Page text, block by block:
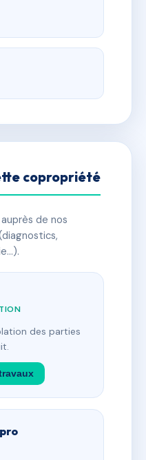
copropriété
de nos
des parties